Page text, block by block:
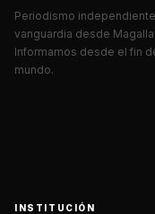
Periodismo
vanguardia desde
Informamos desde el fin
mundo.
INSTITUCIÓN